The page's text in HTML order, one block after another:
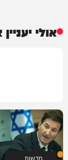
אולי
חדשות